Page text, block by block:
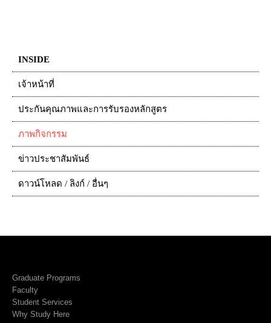
INSIDE
เจ้าหน้าที่
ประกันคุณภาพและการรับรองหลักสูตร
ภาพกิจกรรม
ข่าวประชาสัมพันธ์
ดาวน์โหลด / ลิงก์ / อื่นๆ
Graduate Programs
Faculty
Student Services
Why Study Here